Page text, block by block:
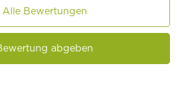
Alle Bewertungen
abgeben